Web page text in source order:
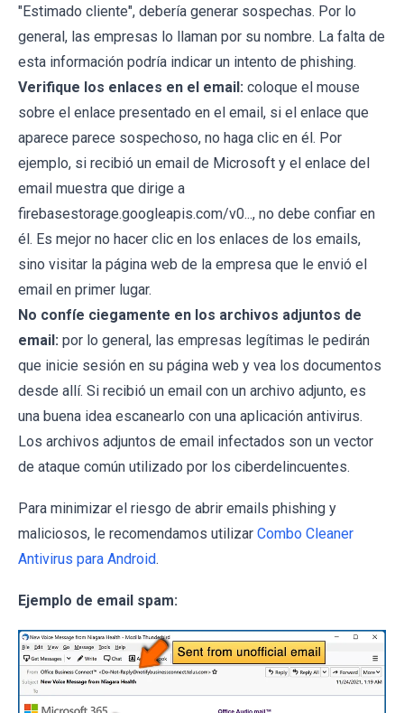
"Estimado cliente", debería generar sospechas. Por lo
general, las empresas lo llaman por su nombre. La falta de
esta información podría indicar un intento de phishing.
Verifique los enlaces en el email: coloque el mouse
sobre el enlace presentado en el email, si el enlace que
aparece parece sospechoso, no haga clic en él. Por
ejemplo, si recibió un email de Microsoft y el enlace del
email muestra que dirige a
firebasestorage.googleapis.com/v0..., no debe confiar en
él. Es mejor no hacer clic en los enlaces de los emails,
sino visitar la página web de la empresa que le envió el
email en primer lugar.
No confíe ciegamente en los archivos adjuntos de
email: por lo general, las empresas legítimas le pedirán
que inicie sesión en su página web y vea los documentos
desde allí. Si recibió un email con un archivo adjunto, es
una buena idea escanearlo con una aplicación antivirus.
Los archivos adjuntos de email infectados son un vector
de ataque común utilizado por los ciberdelincuentes.
Para minimizar el riesgo de abrir emails phishing y
maliciosos, le recomendamos utilizar Combo Cleaner
Antivirus para Android.
Ejemplo de email spam: